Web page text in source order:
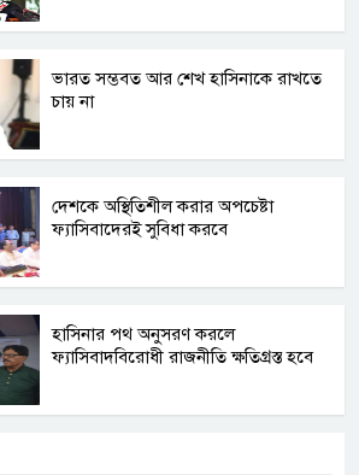
ভারত সম্ভবত আর শেখ হাসিনাকে রাখতে
চায় না
দেশকে অস্থিতিশীল করার অপচেষ্টা
ফ্যাসিবাদেরই সুবিধা করবে
হাসিনার পথ অনুসরণ করলে
ফ্যাসিবাদবিরোধী রাজনীতি ক্ষতিগ্রস্ত হবে